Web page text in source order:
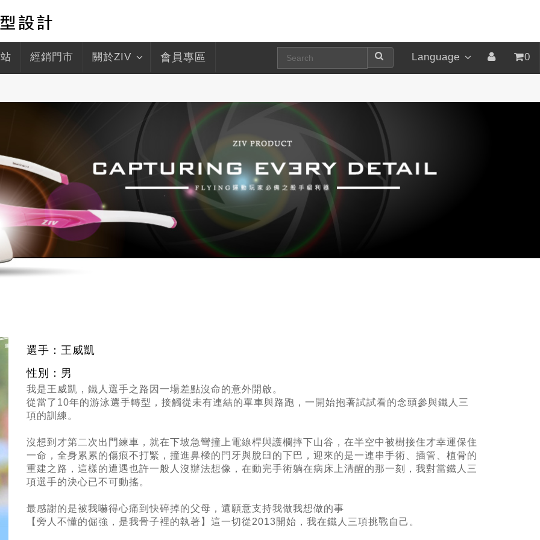
經銷門市 關於ZIV 會員專區 Language 0
選手：王威凱
性別：男
我是王威凱，鐵人選手之路因一場差點沒命的意外開啟。
從當了10年的游泳選手轉型，接觸從未有連結的單車與路跑，一開始抱著試試看的念頭參與鐵人三
項的訓練。
沒想到才第二次出門練車，就在下坡急彎撞上電線桿與護欄摔下山谷，在半空中被樹接住才幸運保住
一命，全身累累的傷痕不打緊，撞進鼻樑的門牙與脫臼的下巴，迎來的是一連串手術、插管、植骨的
重建之路，這樣的遭遇也許一般人沒辦法想像，在動完手術躺在病床上清醒的那一刻，我對當鐵人三
項選手的決心已不可動搖。
最感謝的是被我嚇得心痛到快碎掉的父母，還願意支持我做我想做的事
【旁人不懂的倔強，是我骨子裡的執著】這一切從2013開始，我在鐵人三項挑戰自己。